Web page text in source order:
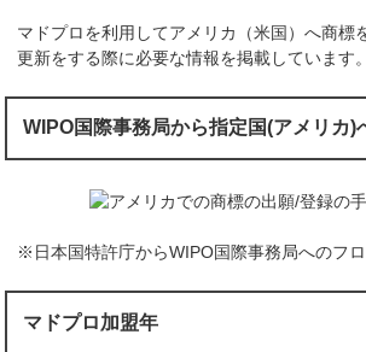
マドプロを利用してアメリカ（米国）へ商標
更新をする際に必要な情報を掲載しています。
WIPO国際事務局から指定国(アメリカ)
※日本国特許庁からWIPO国際事務局へのフ
マドプロ加盟年